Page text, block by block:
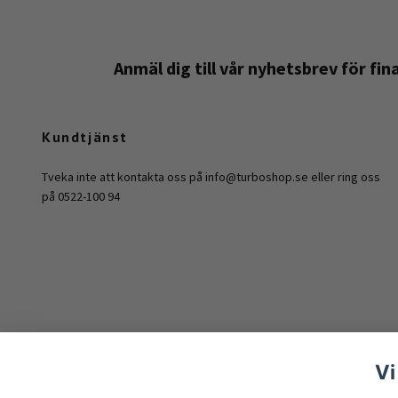
Anmäl dig till vår nyhetsbrev för
Kundtjänst
Tveka inte att kontakta oss på info@turboshop.se eller ring oss
på 0522-100 94